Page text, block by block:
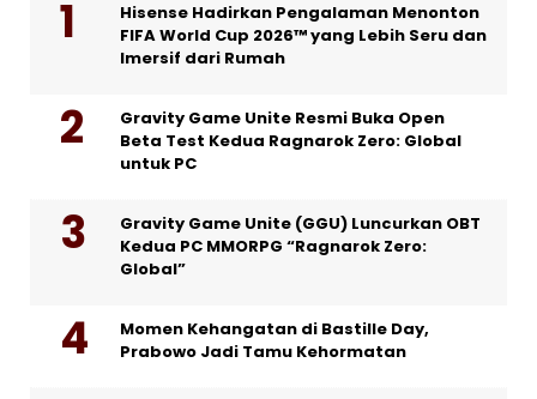
Hisense Hadirkan Pengalaman Menonton
FIFA World Cup 2026™ yang Lebih Seru dan
Imersif dari Rumah
Gravity Game Unite Resmi Buka Open
Beta Test Kedua Ragnarok Zero: Global
untuk PC
Gravity Game Unite (GGU) Luncurkan OBT
Kedua PC MMORPG “Ragnarok Zero:
Global”
Momen Kehangatan di Bastille Day,
Prabowo Jadi Tamu Kehormatan